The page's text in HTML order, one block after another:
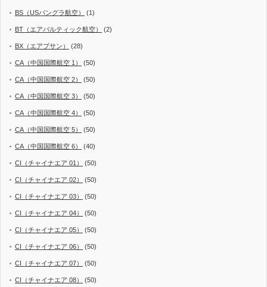
BS（USバングラ航空） (1)
BT（エアバルティック航空） (2)
BX（エアプサン） (28)
CA（中国国際航空 1） (50)
CA（中国国際航空 2） (50)
CA（中国国際航空 3） (50)
CA（中国国際航空 4） (50)
CA（中国国際航空 5） (50)
CA（中国国際航空 6） (40)
CI（チャイナエア 01） (50)
CI（チャイナエア 02） (50)
CI（チャイナエア 03） (50)
CI（チャイナエア 04） (50)
CI（チャイナエア 05） (50)
CI（チャイナエア 06） (50)
CI（チャイナエア 07） (50)
CI（チャイナエア 08） (50)